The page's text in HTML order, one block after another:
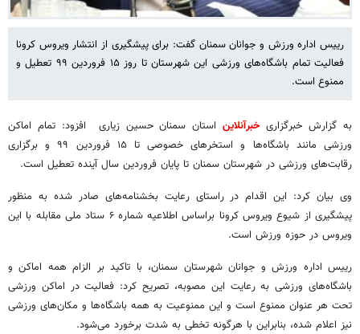
رییس اداره ورزش و جوانان سمنان گفت: برای پیشگیری از انتشار ویروس کرونا
فعالیت تمام باشگاه‌های ورزشی این شهرستان تا روز ۱۵ فروردین ۹۹ تعطیل و
ممنوع است.
به گزارش خبرگزاریخبرآنلایناستان سمنان حسین زیاری افزود: تمام اماکن
ورزشی مانند باشگاه‌ها و استخرهای خصوصی تا ۱۵ فروردین ۹۹ و برگزاری
رقابت‌های ورزشی در شهرستان سمنان تا پایان فروردین سال آینده تعطیل است.
وی بیان کرد: این اقدام در راستای رعایت بخشنامه‌های صادر شده به ‌منظور
پیشگیری از شیوع ویروس کرونا براساس اطلاعیه شماره ۶ ستاد ملی مقابله با این
ویروس در حوزه ورزش است.
رییس اداره ورزش و جوانان شهرستان سمنان، با تاکید بر الزام همه اماکن و
باشگاه‌های ورزشی به رعایت این مصوبه، تصریح کرد: فعالیت در اماکن ورزشی
تحت هر عنوان ممنوع است و این ممنوعیت به همه باشگاه‌ها و مکان‌های ورزشی
نیز اعلام شده‌، بنابراین با هرگونه تخطی به شدت برخورد می‌شود.